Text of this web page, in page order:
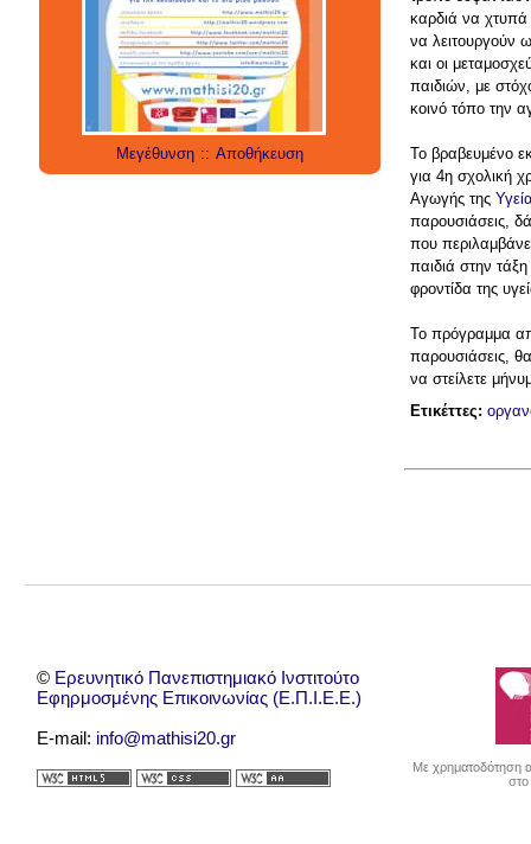
Μεγέθυνση :: Αποθήκευση
καρδιά να
να λειτουργούν
και οι
παιδιών, με
κοινό τόπο την
Το βραβευμένο
για 4η σχολική
Αγωγής της
παρουσιάσεις,
που
παιδιά στην
φροντίδα της
Το πρόγραμμα
παρουσιάσεις,
να στείλετε
Ετικέττες:
© Ερευνητικό Πανεπιστημιακό Ινστιτούτο
Εφηρμοσμένης Επικοινωνίας (Ε.Π.Ι.Ε.Ε.)
E-mail: info@mathisi20.gr
Με χρηματοδότηση